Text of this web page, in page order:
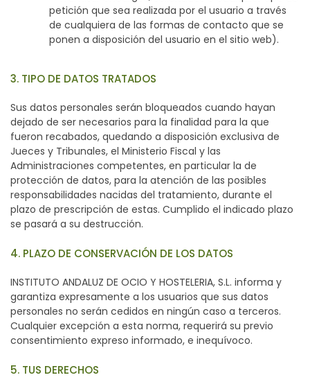
petición que sea realizada por el usuario a través
de cualquiera de las formas de contacto que se
ponen a disposición del usuario en el sitio web).
3. TIPO DE DATOS TRATADOS
Sus datos personales serán bloqueados cuando hayan
dejado de ser necesarios para la finalidad para la que
fueron recabados, quedando a disposición exclusiva de
Jueces y Tribunales, el Ministerio Fiscal y las
Administraciones competentes, en particular la de
protección de datos, para la atención de las posibles
responsabilidades nacidas del tratamiento, durante el
plazo de prescripción de estas. Cumplido el indicado plazo
se pasará a su destrucción.
4. PLAZO DE CONSERVACIÓN DE LOS DATOS
INSTITUTO ANDALUZ DE OCIO Y HOSTELERIA, S.L. informa y
garantiza expresamente a los usuarios que sus datos
personales no serán cedidos en ningún caso a terceros.
Cualquier excepción a esta norma, requerirá su previo
consentimiento expreso informado, e inequívoco.
5. TUS DERECHOS